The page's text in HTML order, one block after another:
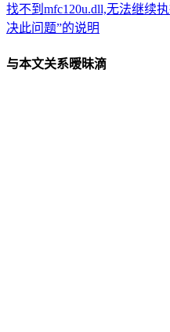
找不到mfc120u.dll,无法继续
决此问题”的说明
与本文关系暧昧滴